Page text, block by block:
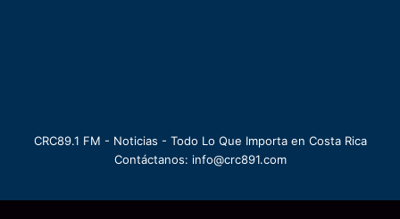
CRC89.1 FM - Noticias - Todo Lo Que Importa en Costa Rica
Contáctanos: info@crc891.com